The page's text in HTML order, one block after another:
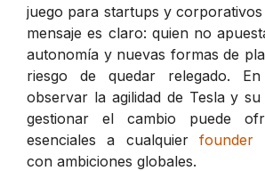
juego para startups y corporativos
mensaje es claro: quien no
autonomía y nuevas formas de
riesgo de quedar relegado.
observar la agilidad de Tesla y
gestionar el cambio puede
esenciales a cualquier founder
con ambiciones globales.